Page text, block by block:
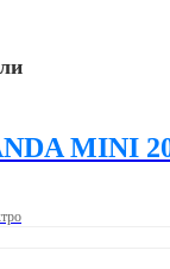
MINI